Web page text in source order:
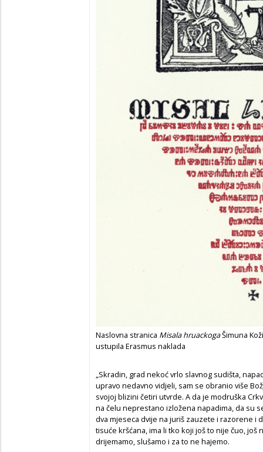
Naslovna stranica Misala hruackogaŠimuna
ustupila Erasmus naklada
„Skradin, grad nekoć vrlo slavnog sudišta,
upravo nedavno vidjeli, sam se obranio više
svojoj blizini četiri utvrde. A da je modruška
na čelu neprestano izložena napadima, da su
dva mjeseca dvije na juriš zauzete i razorene i
tisuće kršćana, ima li tko koji još to nije čuo,
drijemamo, slušamo i za to ne hajemo.